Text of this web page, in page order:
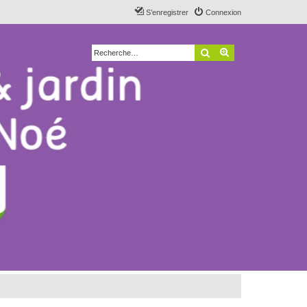
Connexion
S’enregistrer
Rechercher